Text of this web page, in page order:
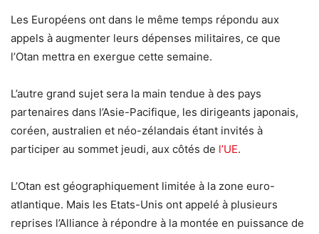
Les Européens ont dans le même temps répondu aux
appels à augmenter leurs dépenses militaires, ce que
l’Otan mettra en exergue cette semaine.
L’autre grand sujet sera la main tendue à des pays
partenaires dans l’Asie-Pacifique, les dirigeants japonais,
coréen, australien et néo-zélandais étant invités à
participer au sommet jeudi, aux côtés de l’UE.
L’Otan est géographiquement limitée à la zone euro-
atlantique. Mais les Etats-Unis ont appelé à plusieurs
reprises l’Alliance à répondre à la montée en puissance de